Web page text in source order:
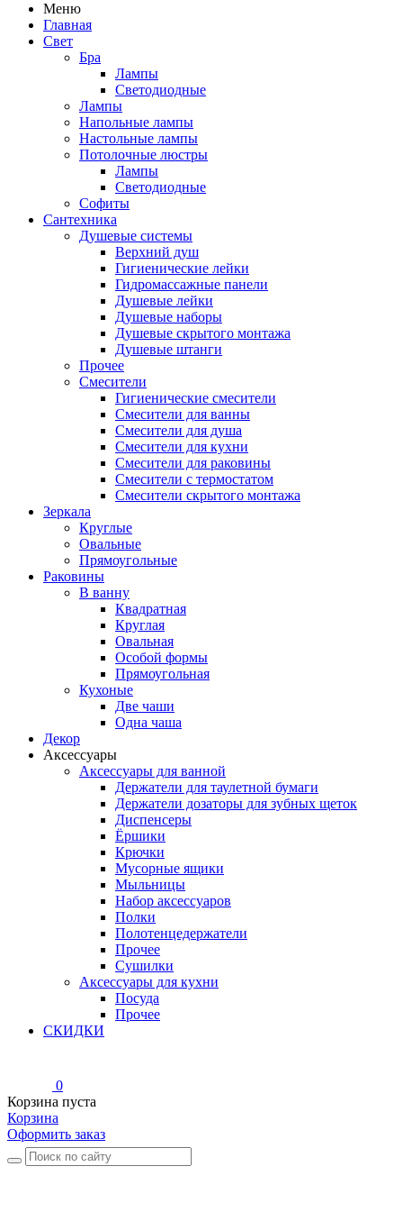
Меню
Главная
Свет
Бра
Лампы
Светодиодные
Лампы
Напольные лампы
Настольные лампы
Потолочные люстры
Лампы
Светодиодные
Софиты
Сантехника
Душевые системы
Верхний душ
Гигиенические лейки
Гидромассажные панели
Душевые лейки
Душевые наборы
Душевые скрытого монтажа
Душевые штанги
Прочее
Смесители
Гигиенические смесители
Смесители для ванны
Смесители для душа
Смесители для кухни
Смесители для раковины
Смесители с термостатом
Смесители скрытого монтажа
Зеркала
Круглые
Овальные
Прямоугольные
Раковины
В ванну
Квадратная
Круглая
Овальная
Особой формы
Прямоугольная
Кухоные
Две чаши
Одна чаша
Декор
Аксессуары
Аксессуары для ванной
Держатели для таулетной бумаги
Держатели дозаторы для зубных щеток
Диспенсеры
Ёршики
Крючки
Мусорные ящики
Мыльницы
Набор аксессуаров
Полки
Полотенцедержатели
Прочее
Сушилки
Аксессуары для кухни
Посуда
Прочее
СКИДКИ
0
Корзина пуста
Корзина
Оформить заказ